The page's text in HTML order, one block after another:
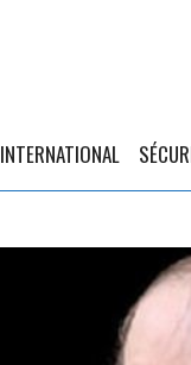
INTERNATIONAL